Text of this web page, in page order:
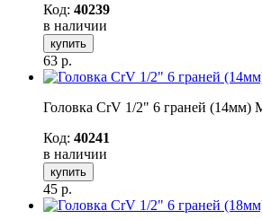
Код: 40239
в наличии
купить
63 р.
Головка CrV 1/2" 6 граней (14мм)
Код: 40241
в наличии
купить
45 р.